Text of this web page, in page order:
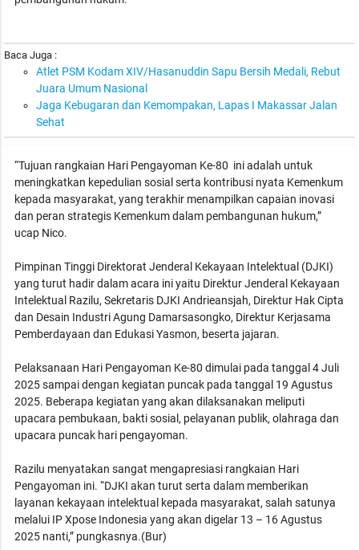
Baca Juga :
Atlet PSM Kodam XIV/Hasanuddin Sapu Bersih Medali, Rebut
Juara Umum Nasional
Jaga Kebugaran dan Kemompakan, Lapas I Makassar Jalan
Sehat
“Tujuan rangkaian Hari Pengayoman Ke-80 ini adalah untuk
meningkatkan kepedulian sosial serta kontribusi nyata Kemenkum
kepada masyarakat, yang terakhir menampilkan capaian inovasi
dan peran strategis Kemenkum dalam pembangunan hukum,”
ucap Nico.
Pimpinan Tinggi Direktorat Jenderal Kekayaan Intelektual (DJKI)
yang turut hadir dalam acara ini yaitu Direktur Jenderal Kekayaan
Intelektual Razilu, Sekretaris DJKI Andrieansjah, Direktur Hak Cipta
dan Desain Industri Agung Damarsasongko, Direktur Kerjasama
Pemberdayaan dan Edukasi Yasmon, beserta jajaran.
Pelaksanaan Hari Pengayoman Ke-80 dimulai pada tanggal 4 Juli
2025 sampai dengan kegiatan puncak pada tanggal 19 Agustus
2025. Beberapa kegiatan yang akan dilaksanakan meliputi
upacara pembukaan, bakti sosial, pelayanan publik, olahraga dan
upacara puncak hari pengayoman.
Razilu menyatakan sangat mengapresiasi rangkaian Hari
Pengayoman ini. “DJKI akan turut serta dalam memberikan
layanan kekayaan intelektual kepada masyarakat, salah satunya
melalui IP Xpose Indonesia yang akan digelar 13 – 16 Agustus
2025 nanti,” pungkasnya.(Bur)